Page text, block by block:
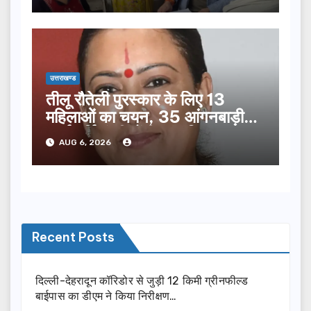
उत्तराखण्ड
तीलू रौतेली पुरस्कार के लिए 13
महिलाओं का चयन, 35 आंगनबाड़ी
कार्यकर्तियां भी होंगी सम्मानित…
AUG 6, 2026
Recent Posts
दिल्ली-देहरादून कॉरिडोर से जुड़ी 12 किमी ग्रीनफील्ड
बाईपास का डीएम ने किया निरीक्षण…